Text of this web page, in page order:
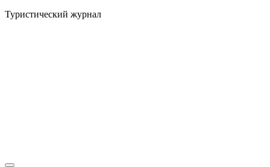
Туристический журнал